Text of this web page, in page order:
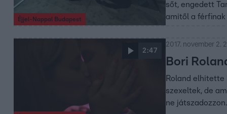
Éjjel-Nappal Budapest
sőt, engedett
amitől a férfinak
2:47
2017. november 2.
Bori
Roland
szexeltek, de
ne játszadozzon.